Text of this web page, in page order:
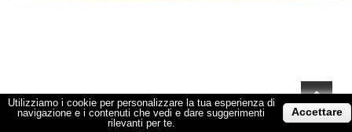
Utilizziamo i cookie per personalizzare la tua esperienza di
navigazione e i contenuti che vedi e dare suggerimenti
rilevanti per te.
Accettare